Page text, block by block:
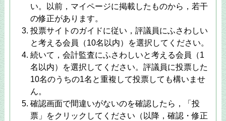
い。以前，マイページに掲載したものから，若干
の修正があります。
投票サイトのガイドに従い，評議員にふさわしい
と考える会員（10名以内）を選択してください。
続いて，会計監査にふさわしいと考える会員（1
名以内）を選択してください。評議員に投票した
10名のうちの1名と重複して投票しても構いませ
ん。
確認画面で間違いがないのを確認したら，「投
票」をクリックしてください（以降，確認・修正